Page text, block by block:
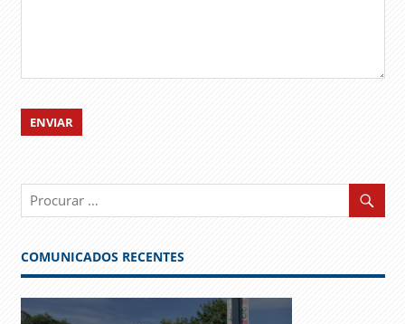
COMUNICADOS RECENTES